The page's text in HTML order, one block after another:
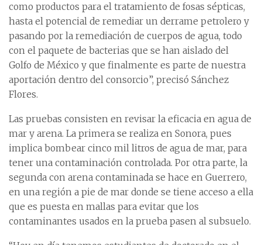
como productos para el tratamiento de fosas sépticas,
hasta el potencial de remediar un derrame petrolero y
pasando por la remediación de cuerpos de agua, todo
con el paquete de bacterias que se han aislado del
Golfo de México y que finalmente es parte de nuestra
aportación dentro del consorcio”, precisó Sánchez
Flores.
Las pruebas consisten en revisar la eficacia en agua de
mar y arena. La primera se realiza en Sonora, pues
implica bombear cinco mil litros de agua de mar, para
tener una contaminación controlada. Por otra parte, la
segunda con arena contaminada se hace en Guerrero,
en una región a pie de mar donde se tiene acceso a ella
que es puesta en mallas para evitar que los
contaminantes usados en la prueba pasen al subsuelo.